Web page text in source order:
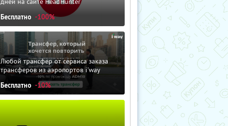
Бесплатно -100%
Любой трансфер от сервиса заказа
трансферов из аэропортов i'way
Бесплатно -10%